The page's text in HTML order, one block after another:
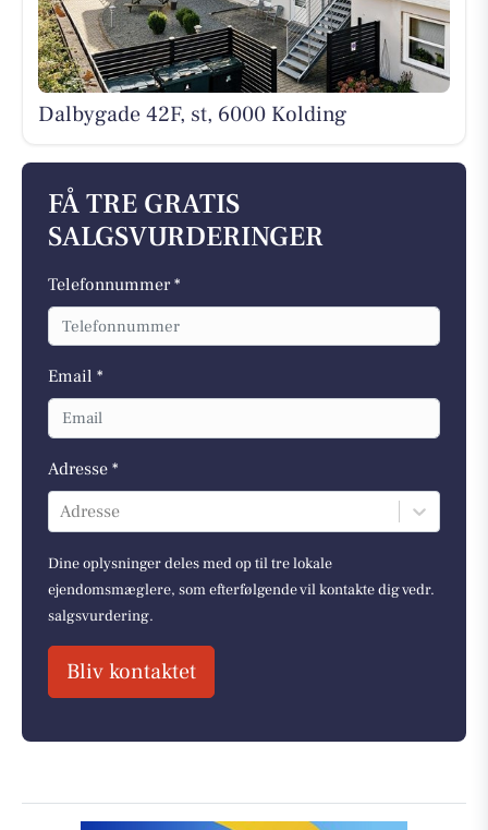
Dalbygade 42F, st, 6000 Kolding
FÅ TRE GRATIS
SALGSVURDERINGER
Telefonnummer *
Email *
Adresse *
Adresse
Dine oplysninger deles med op til tre lokale
ejendomsmæglere, som efterfølgende vil kontakte dig vedr.
salgsvurdering.
Bliv kontaktet